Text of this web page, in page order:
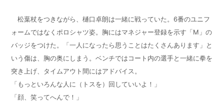
松葉杖をつきながら、樋口卓朗は一緒に戦っていた。6番のユニフ
ォームではなくポロシャツ姿。胸にはマネジャー登録を示す「M」の
バッジをつけた。「一人になったら思うことはたくさんあります」と
いう傷は、胸の奥にしまう。ベンチではコート内の選手と一緒に拳を
突き上げ、タイムアウト間にはアドバイス。
「もっといろんな人に（トスを）回していいよ！」
「顔、笑ってへんで！」